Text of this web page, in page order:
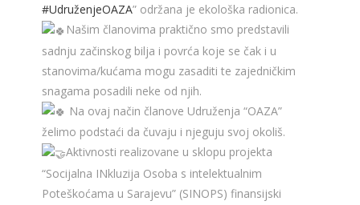
#UdruženjeOAZA” održana je ekološka radionica.
Našim članovima praktično smo predstavili
sadnju začinskog bilja i povrća koje se čak i u
stanovima/kućama mogu zasaditi te zajedničkim
snagama posadili neke od njih.
Na ovaj način članove Udruženja “OAZA”
želimo podstaći da čuvaju i njeguju svoj okoliš.
Aktivnosti realizovane u sklopu projekta
“Socijalna INkluzija Osoba s intelektualnim
Poteškoćama u Sarajevu” (SINOPS) finansijski